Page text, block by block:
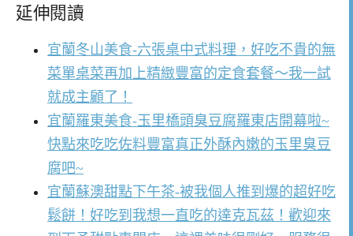
延伸閱讀
宜蘭冬山美食-六張桌中式料理，好吃不貴的無
菜單桌菜再加上精緻豐富的定食套餐～我一試
就成主顧了！
宜蘭羅東美食-玉里橋頭臭豆腐羅東店開幕啦~
快點來吃吃佐料豐富真正外酥內嫩的玉里臭豆
腐吧~
宜蘭蘇澳甜點下午茶-被我個人推到爆的超好吃
鬆餅！好吃到我想一直吃的達克瓦茲！歡迎來